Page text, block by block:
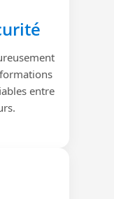
entre